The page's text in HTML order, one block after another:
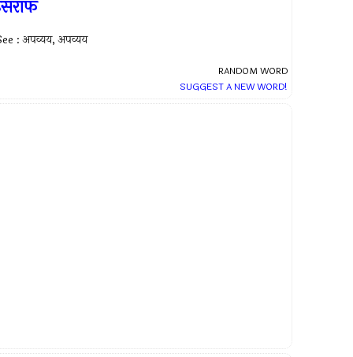
: अपव्यय, अपव्यय
RANDOM WORD
SUGGEST A NEW WORD!